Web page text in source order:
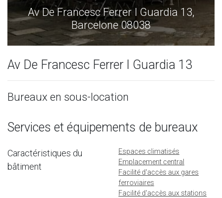
Av De Francesc Ferrer I Guardia 13,
Barcelone 08038
Av De Francesc Ferrer I Guardia 13
Bureaux en sous-location
Services et équipements de bureaux
Caractéristiques du
bâtiment
Espaces climatisés
Emplacement central
Facilité d'accès aux gares
ferroviaires
Facilité d'accès aux stations